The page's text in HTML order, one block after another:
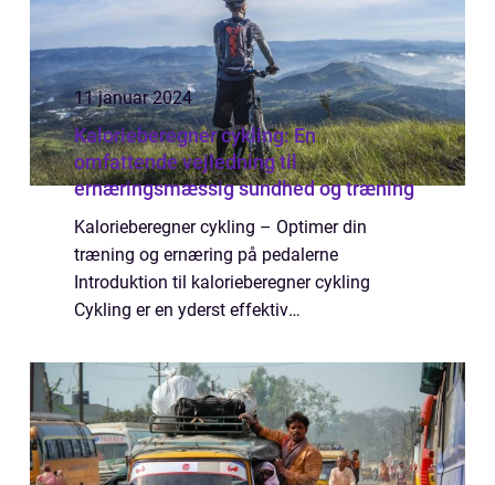
11 januar 2024
Kalorieberegner cykling: En
omfattende vejledning til
ernæringsmæssig sundhed og træning
Kalorieberegner cykling – Optimer din
træning og ernæring på pedalerne
Introduktion til kalorieberegner cykling
Cykling er en yderst effektiv
generelle sundhed og fysik, men også
hjælper med vægttab el...